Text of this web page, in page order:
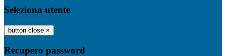
Seleziona utente
button close ×
Recupero password